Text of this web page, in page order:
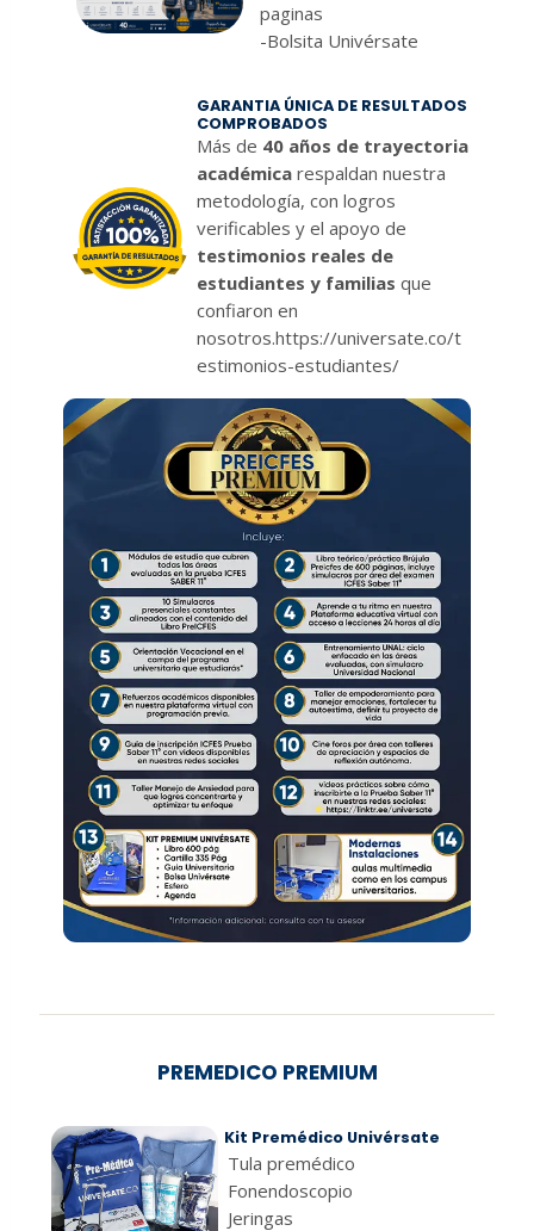
paginas
-Bolsita Univérsate
GARANTIA ÚNICA DE RESULTADOS
COMPROBADOS
Más de 40 años de trayectoria
académica respaldan nuestra
metodología, con logros
verificables y el apoyo de
testimonios reales de
estudiantes y familias que
confiaron en
nosotros.https://universate.co/t
estimonios-estudiantes/
PREMEDICO PREMIUM
Kit Premédico Univérsate
Tula premédico
Fonendoscopio
Jeringas